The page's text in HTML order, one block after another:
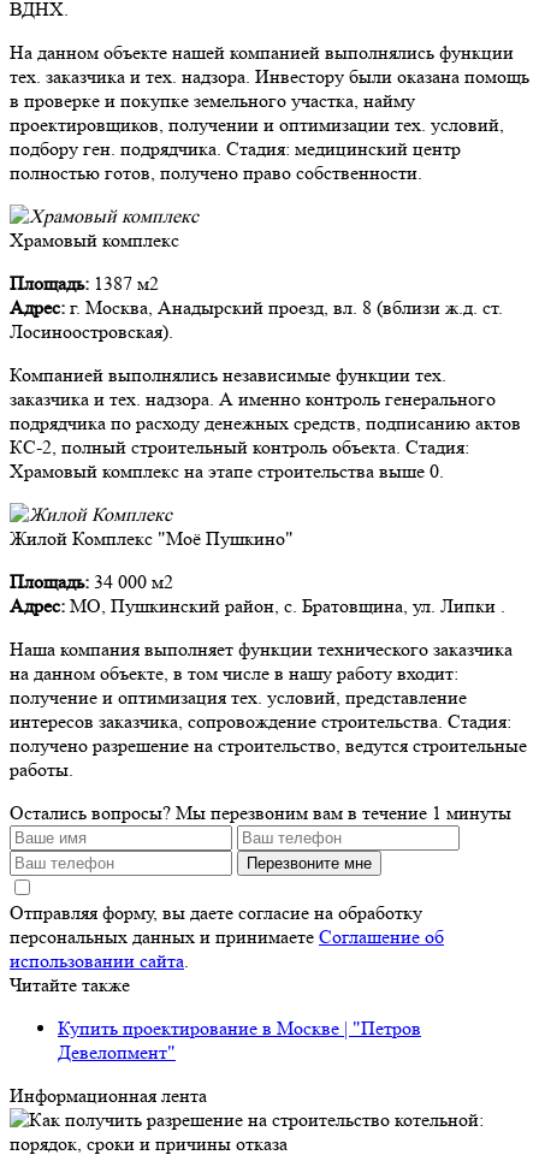
ВДНХ.
На данном объекте нашей компанией выполнялись функции
тех. заказчика и тех. надзора. Инвестору были оказана помощь
в проверке и покупке земельного участка, найму
проектировщиков, получении и оптимизации тех. условий,
подбору ген. подрядчика. Стадия: медицинский центр
полностью готов, получено право собственности.
Храмовый комплекс
Площадь: 1387 м2
Адрес: г. Москва, Анадырский проезд, вл. 8 (вблизи ж.д. ст.
Лосиноостровская).
Компанией выполнялись независимые функции тех.
заказчика и тех. надзора. А именно контроль генерального
подрядчика по расходу денежных средств, подписанию актов
КС-2, полный строительный контроль объекта. Стадия:
Храмовый комплекс на этапе строительства выше 0.
Жилой Комплекс "Моё Пушкино"
Площадь: 34 000 м2
Адрес: МО, Пушкинский район, с. Братовщина, ул. Липки .
Наша компания выполняет функции технического заказчика
на данном объекте, в том числе в нашу работу входит:
получение и оптимизация тех. условий, представление
интересов заказчика, сопровождение строительства. Стадия:
получено разрешение на строительство, ведутся строительные
работы.
Остались вопросы? Мы перезвоним вам в течение 1 минуты
Перезвоните мне
Отправляя форму, вы даете согласие на обработку
персональных данных и принимаете Соглашение об
использовании сайта.
Читайте также
Купить проектирование в Москве | "Петров
Девелопмент"
Информационная лента